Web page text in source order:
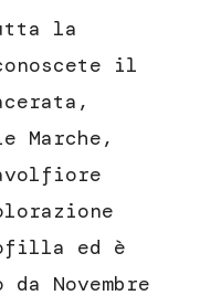
la
il
Marche,
ed è
Novembre